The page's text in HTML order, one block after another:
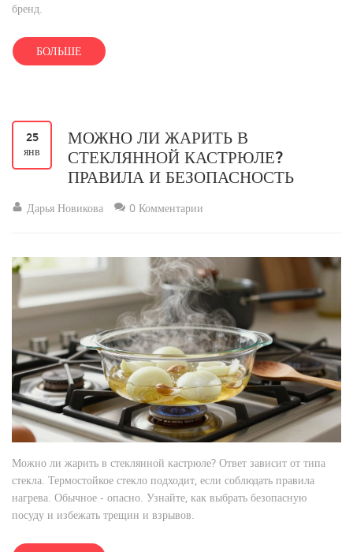
бренд.
БОЛЬШЕ
25
янв
МОЖНО ЛИ ЖАРИТЬ В
СТЕКЛЯННОЙ КАСТРЮЛЕ?
ПРАВИЛА И БЕЗОПАСНОСТЬ
Дарья Новикова 0 Комментарии
Можно ли жарить в стеклянной кастрюле? Ответ зависит от типа
стекла. Термостойкое стекло подходит, если соблюдать правила
нагрева. Обычное - опасно. Узнайте, как выбрать безопасную
посуду и избежать трещин и взрывов.